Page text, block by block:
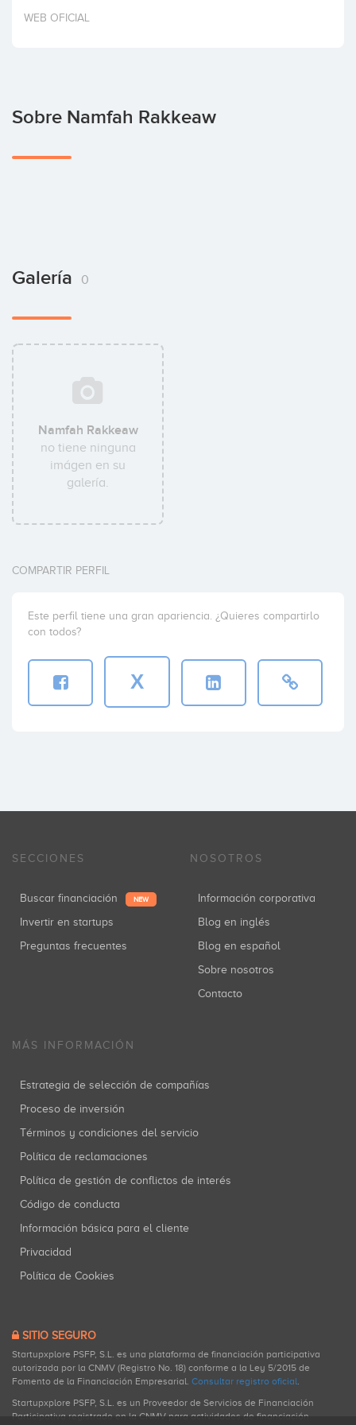
Invertir
WEB OFICIAL
Sobre Namfah Rakkeaw
Galería 0
Namfah Rakkeaw
no tiene ninguna
imágen en su
galería.
COMPARTIR PERFIL
Este perfil tiene una gran apariencia. ¿Quieres compartirlo
con todos?
X
SECCIONES
Buscar financiación NEW
Invertir en startups
Preguntas frecuentes
NOSOTROS
Información corporativa
Blog en inglés
Blog en español
Sobre nosotros
Contacto
MÁS INFORMACIÓN
Estrategia de selección de compañías
Proceso de inversión
Términos y condiciones del servicio
Política de reclamaciones
Política de gestión de conflictos de interés
Código de conducta
Información básica para el cliente
Privacidad
Política de Cookies
SITIO SEGURO
Startupxplore PSFP, S.L. es una plataforma de financiación participativa
autorizada por la CNMV (Registro No. 18) conforme a la Ley 5/2015 de
Fomento de la Financiación Empresarial. Consultar registro oficial.
Startupxplore PSFP, S.L. es un Proveedor de Servicios de Financiación
Participativa registrado en la CNMV para actividades de financiación